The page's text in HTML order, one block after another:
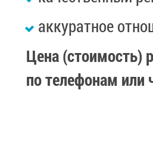
аккуратное
Цена (стоимость)
по телефонам или